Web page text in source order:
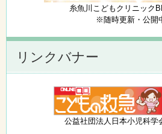
糸魚川こどもクリニック
※随時更新・公開
リンクバナー
公益社団法人日本小児科学